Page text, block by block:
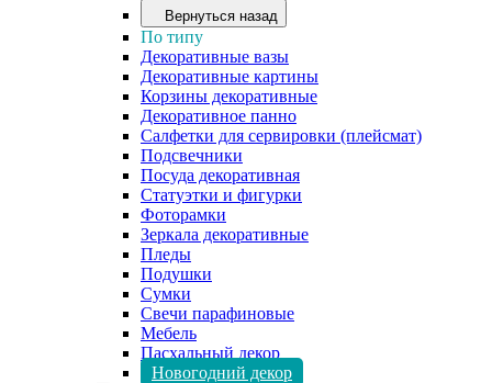
Вернуться назад
По типу
Декоративные вазы
Декоративные картины
Корзины декоративные
Декоративное панно
Салфетки для сервировки (плейсмат)
Подсвечники
Посуда декоративная
Статуэтки и фигурки
Фоторамки
Зеркала декоративные
Пледы
Подушки
Сумки
Свечи парафиновые
Мебель
Пасхальный декор
Новогодний декор